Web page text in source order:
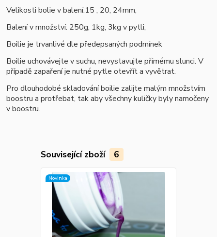
Velikosti bolie v balení:15 , 20, 24mm,
Balení v množství: 250g, 1kg, 3kg v pytli,
Boilie je trvanlivé dle předepsaných podmínek
Boilie uchovávejte v suchu, nevystavujte přímému slunci. V
případě zapaření je nutné pytle otevřít a vyvětrat.
Pro dlouhodobé skladování boilie zalijte malým množstvím
boostru a protřebat, tak aby všechny kuličky byly namočeny
v boostru.
Související zboží 6
Novinka